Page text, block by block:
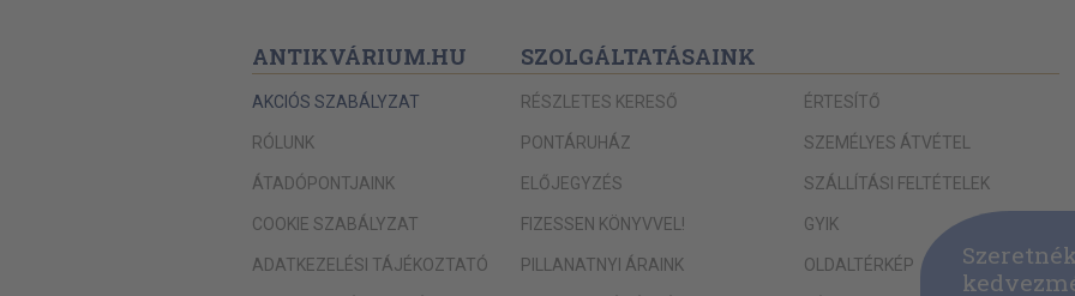
ANTIKVÁRIUM.HU
AKCIÓS SZABÁLYZAT
RÓLUNK
ÁTADÓPONTJAINK
COOKIE SZABÁLYZAT
ADATKEZELÉSI TÁJÉKOZTATÓ
SZOLGÁLTATÁSAINK
RÉSZLETES KERESŐ
PONTÁRUHÁZ
ELŐJEGYZÉS
FIZESSEN KÖNYVVEL!
PILLANATNYI ÁRAINK
ÉRTESÍTŐ
SZEMÉLYES ÁTVÉTEL
SZÁLLÍTÁSI FELTÉTELEK
GYIK
OLDALTÉRKÉP